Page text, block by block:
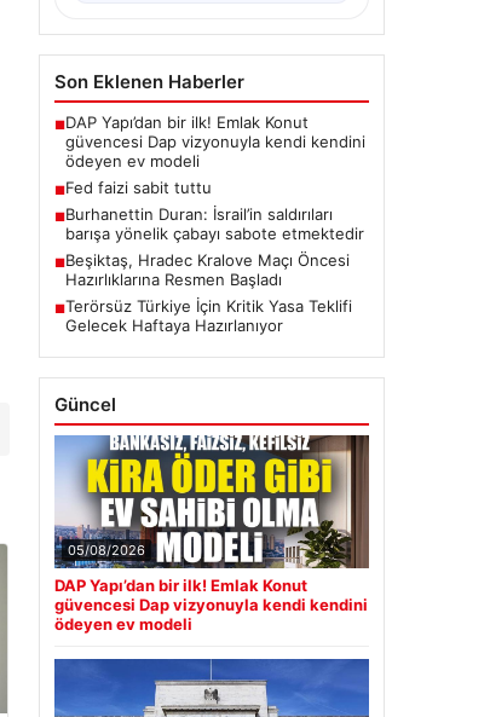
Son Eklenen Haberler
■DAP Yapı’dan bir ilk! Emlak Konut
güvencesi Dap vizyonuyla kendi kendini
ödeyen ev modeli
■Fed faizi sabit tuttu
■Burhanettin Duran: İsrail’in saldırıları
barışa yönelik çabayı sabote etmektedir
■Beşiktaş, Hradec Kralove Maçı Öncesi
Hazırlıklarına Resmen Başladı
■Terörsüz Türkiye İçin Kritik Yasa Teklifi
Gelecek Haftaya Hazırlanıyor
Güncel
05/08/2026
DAP Yapı’dan bir ilk! Emlak Konut
güvencesi Dap vizyonuyla kendi kendini
ödeyen ev modeli